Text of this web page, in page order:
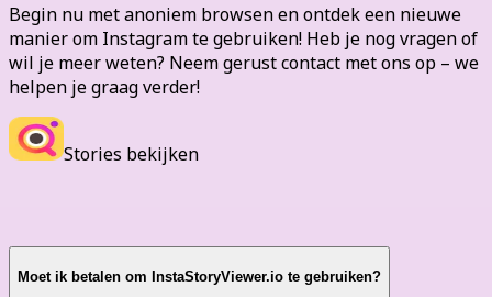
Begin nu met anoniem browsen en ontdek een nieuwe
manier om Instagram te gebruiken! Heb je nog vragen of
wil je meer weten? Neem gerust contact met ons op – we
helpen je graag verder!
Stories bekijken
Moet ik betalen om InstaStoryViewer.io te gebruiken?